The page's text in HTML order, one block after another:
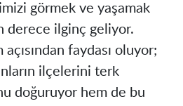
görmek ve yaşamak
derece ilginç geliyor.
faydası oluyor;
ilçelerini terk
doğuruyor hem de bu